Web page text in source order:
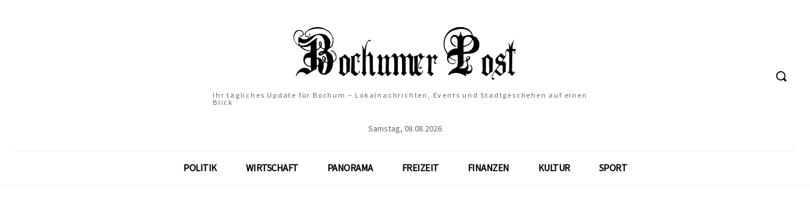
Ihr tägliches Update für Bochum – Lokalnachrichten, Events und Stadtgeschehen auf einen
Blick
Samstag, 08.08.2026
POLITIK WIRTSCHAFT PANORAMA FREIZEIT FINANZEN KULTUR SPORT